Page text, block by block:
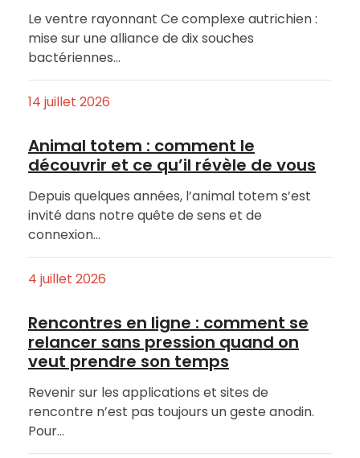
Le ventre rayonnant Ce complexe autrichien :
mise sur une alliance de dix souches
bactériennes…
14 juillet 2026
Animal totem : comment le
découvrir et ce qu’il révèle de vous
Depuis quelques années, l’animal totem s’est
invité dans notre quête de sens et de
connexion…
4 juillet 2026
Rencontres en ligne : comment se
relancer sans pression quand on
veut prendre son temps
Revenir sur les applications et sites de
rencontre n’est pas toujours un geste anodin.
Pour…